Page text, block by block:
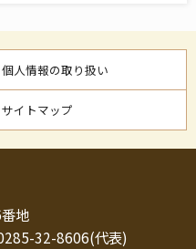
個人情報の取り扱い
サイトマップ
地
32-8606(代表)